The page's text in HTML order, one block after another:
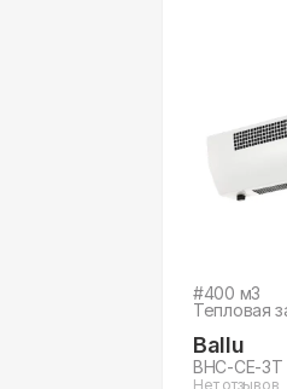
#400 м3
Тепловая
Ballu
BHC-CE-3T
Нет отзывов